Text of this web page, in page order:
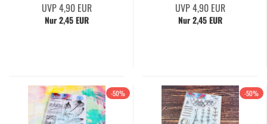
UVP 4,90 EUR
Nur 2,45 EUR
UVP 4,90 EUR
Nur 2,45 EUR
-50% -50%